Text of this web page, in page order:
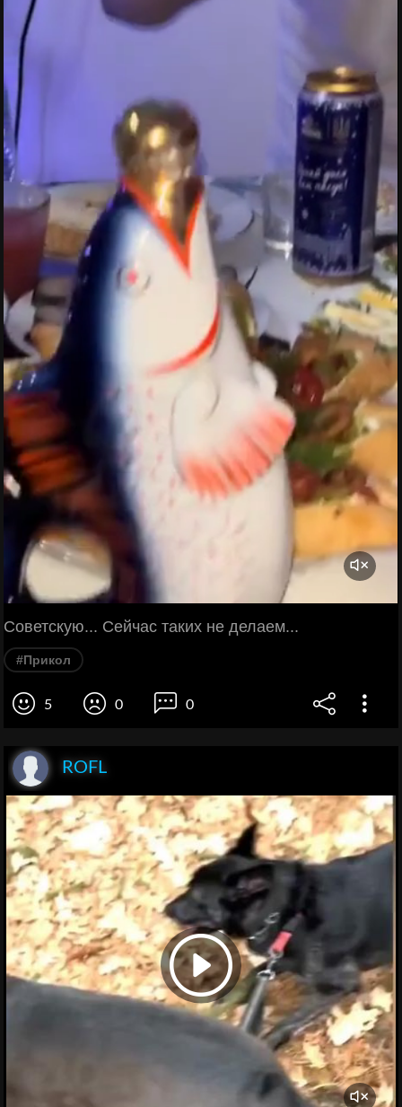
Советскую... Сейчас таких не делаем...
#Прикол
5 0 0
ROFL